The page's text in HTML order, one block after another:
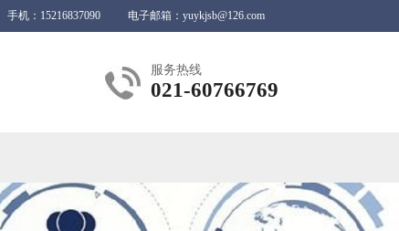
电子邮箱： yuykjsb@126.com
手机：15216837090
服务热线
021-60766769